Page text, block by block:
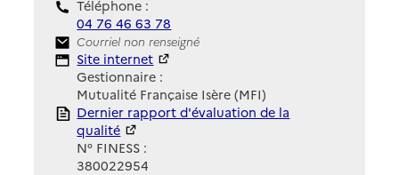
Téléphone :
04 76 46 63 78
Contact
Courriel non renseigné
Site Internet
Site internet
Gestionnaire :
Mutualité Française Isère (MFI)
Rapport HAS
Dernier rapport d'évaluation de la
qualité
N° FINESS :
380022954